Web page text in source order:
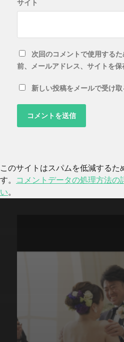
サイト
次回のコメントで使用する
前、メールアドレス、サイトを保
新しい投稿をメールで受け取
このサイトはスパムを低減する
す。
コメントデータの処理方法の
い。